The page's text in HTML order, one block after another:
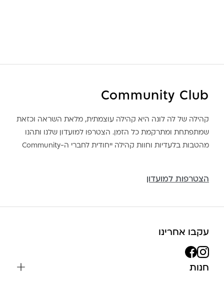
Community Club
קהילה של לה לונה היא קהילה עוצמתית, מלאת השראה וכזאת
שמתפתחת ומתרקמת כל הזמן. הצטרפו למועדון שלנו ותהנו
מהטבות בלעדיות וחוות קהילה ייחודית לחברי ה-Community
הצטרפות למועדון
עקבו אחרינו
חנות